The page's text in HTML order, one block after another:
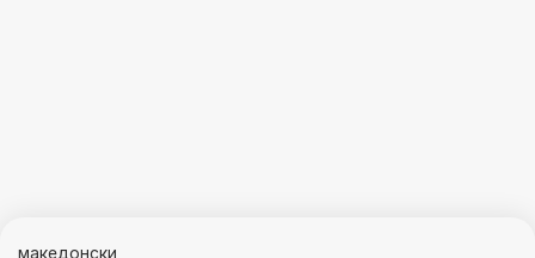
македонски